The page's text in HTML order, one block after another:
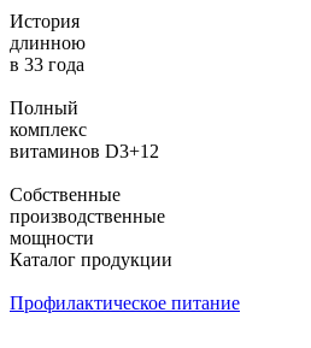
История
длинною
в 33 года
Полный
комплекс
витаминов D3+12
Собственные
производственные
мощности
Каталог продукции
Профилактическое питание